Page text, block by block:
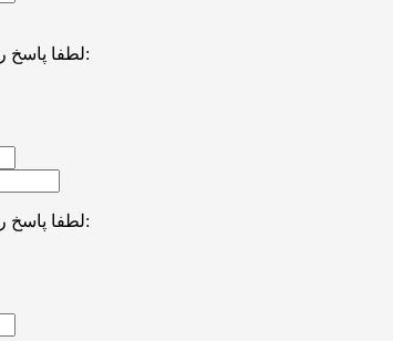
لطفا پاسخ را به عدد انگلیسی وارد کنید:
لطفا پاسخ را به عدد انگلیسی وارد کنید: